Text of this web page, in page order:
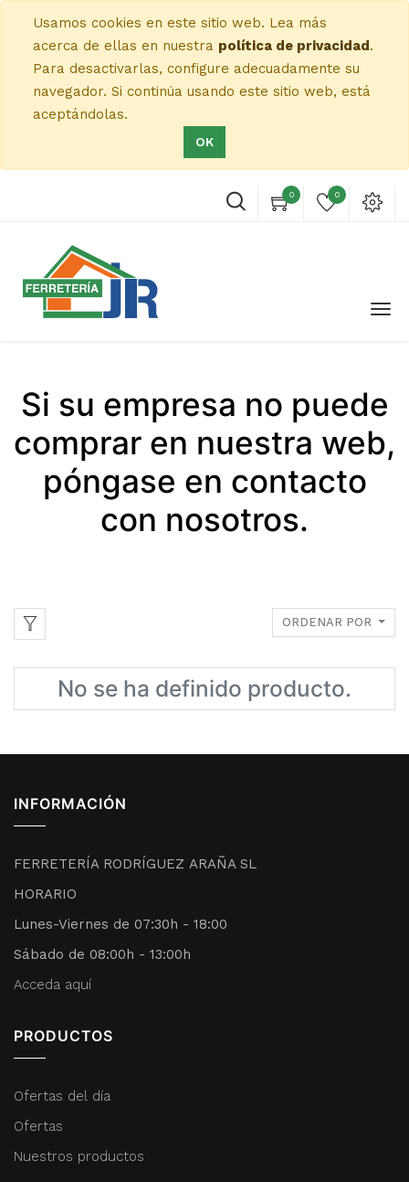
Usamos cookies en este sitio web. Lea más
acerca de ellas en nuestra política de privacidad.
Para desactivarlas, configure adecuadamente su
navegador. Si continúa usando este sitio web, está
aceptándolas.
OK
0 0
Si su empresa no puede
comprar en nuestra web,
póngase en contacto
con nosotros.
ORDENAR POR
No se ha definido producto.
INFORMACIÓN
FERRETERÍA RODRÍGUEZ ARAÑA SL
HORARIO
Lunes-Viernes de 07:30h - 18:00
Sábado de 08:00h - 13:00h
Acceda aquí
PRODUCTOS
Ofertas del día
Ofertas
Nuestros productos